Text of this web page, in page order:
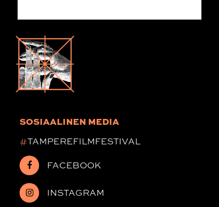
SOSIAALINEN MEDIA
#TAMPEREFILMFESTIVAL
FACEBOOK
INSTAGRAM